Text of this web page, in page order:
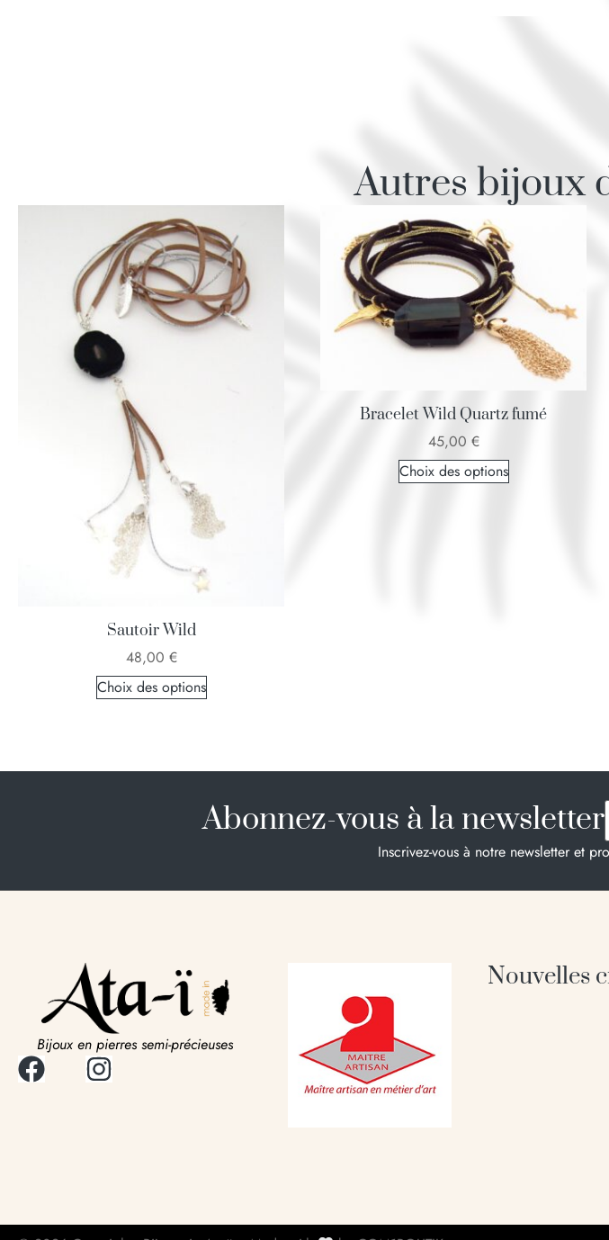
Autres bijoux
Sautoir Wild
48,00 €
Choix des options
Bracelet Wild Quartz fumé
45,00 €
Choix des options
Abonnez-vous à la newsletter
Inscrivez-vous à notre newsletter et
Bijoux en pierres semi-précieuses
Nouvelles